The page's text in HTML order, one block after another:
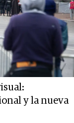
y la nueva